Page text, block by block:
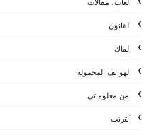
القانون
الماك
الهواتف المحمولة
امن معلوماتي
أنترنت